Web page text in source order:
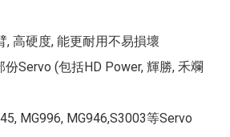
, 高硬度, 能更耐用不易損壞
Servo (包括HD Power, 輝勝, 禾斕
MG996, MG946,S3003等Servo